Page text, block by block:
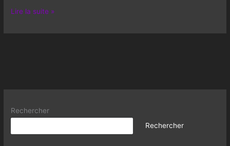
Lire la suite »
Rechercher
Rechercher